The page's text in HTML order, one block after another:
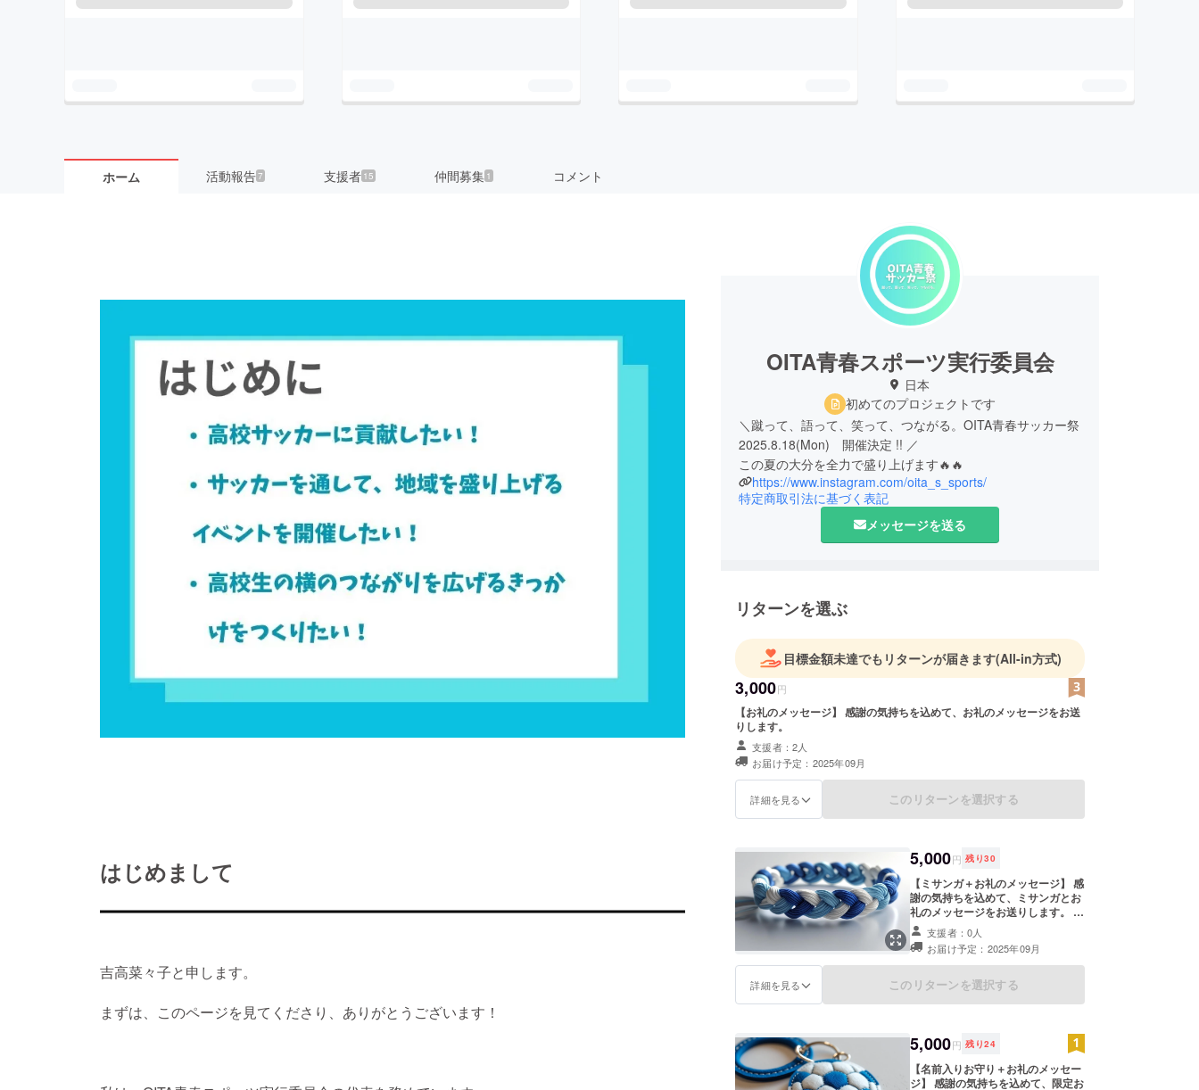
ホーム 活動報告7 支援者 15 仲間募集 1 コメント
はじめまして
吉高菜々子と申します。
まずは、このページを見てくださり、ありがとうございます！
OITA青春スポーツ実行委員会
日本
初めてのプロジェクトです
＼蹴って、語って、笑って、つながる。OITA青春サッカー祭
2025.8.18(Mon) 開催決定 !! ／
この夏の大分を全力で盛り上げます🔥🔥
https://www.instagram.com/oita_s_sports/
特定商取引法に基づく表記
メッセージを送る
リターンを選ぶ
目標金額未達でもリターンが届きます(All-in方式)
3,000円
【お礼のメッセージ】 感謝の気持ちを込めて、お礼のメッセージをお送
りします。
支援者：2人
お届け予定：2025年09月
詳細を見る このリターンを選択する
5,000円 残り30
【ミサンガ＋お礼のメッセージ】 感
謝の気持ちを込めて、ミサンガとお
礼のメッセージをお送りします。 ・
デザイン：画像はイメージなので変
更になる可能性がございます。 ・サ
イズ：約50〜60cm （足首用）
支援者：0人
お届け予定：2025年09月
詳細を見る このリターンを選択する
5,000円 残り24
【名前入りお守り＋お礼のメッセー
ジ】 感謝の気持ちを込めて、限定お